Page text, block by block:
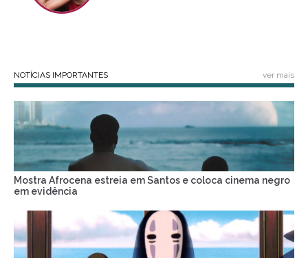
NOTÍCIAS IMPORTANTES ver mais
Mostra Afrocena estreia em Santos e coloca cinema negro
em evidência